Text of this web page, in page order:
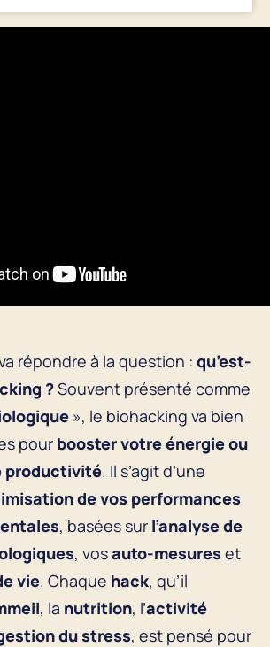
répondre à la question : qu’est-
?Souvent présenté comme
», le biohacking va bien
pour booster votre énergie ou
productivité. Il s’agit d’une
de vos performances
, basées sur l’analyse de
, vosauto-mesures et
vie. Chaque hack, qu’il
, la nutrition, l’activité
du stress, est pensé pour